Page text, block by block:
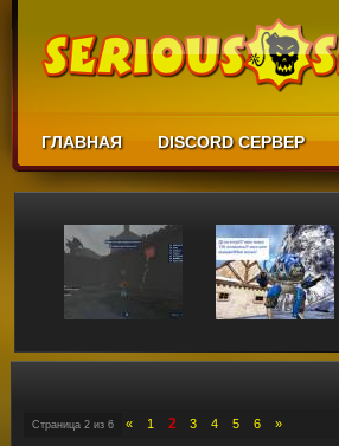
ГЛАВНАЯ DISCORD СЕРВЕР
Страница 2 из 6 « 1 2 3 4 5 6 »